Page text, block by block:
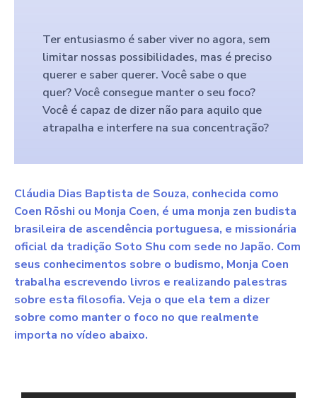
Ter entusiasmo é saber viver no agora, sem
limitar nossas possibilidades, mas é preciso
querer e saber querer. Você sabe o que
quer? Você consegue manter o seu foco?
Você é capaz de dizer não para aquilo que
atrapalha e interfere na sua concentração?
Cláudia Dias Baptista de Souza, conhecida como
Coen Rōshi ou Monja Coen, é uma monja zen budista
brasileira de ascendência portuguesa, e missionária
oficial da tradição Soto Shu com sede no Japão. Com
seus conhecimentos sobre o budismo, Monja Coen
trabalha escrevendo livros e realizando palestras
sobre esta filosofia. Veja o que ela tem a dizer
sobre como manter o foco no que realmente
importa no vídeo abaixo.